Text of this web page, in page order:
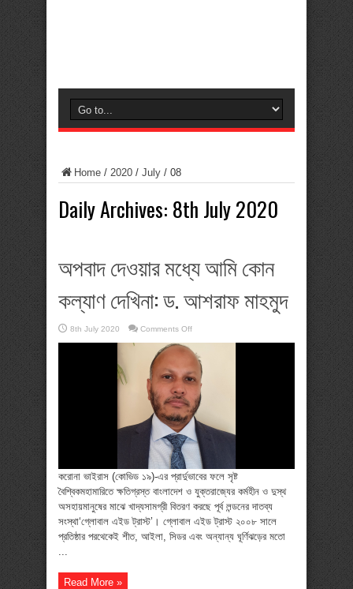
Home / 2020 / July / 08
Daily Archives: 8th July 2020
অপবাদ দেওয়ার মধ্যে আমি কোন
কল্যাণ দেখিনা: ড. আশরাফ মাহমুদ
8th July 2020 Comments Offon
মধ্যে
আমি
কোন
কল্যাণ
দেখিনা:
ড.
আশরাফ
মাহমুদ
করোনা ভাইরাস (কোভিড ১৯)-এর প্রার্দুভাবের ফলে সৃষ্ট
বৈশ্বিকমহামারিতে ক্ষতিগ্রস্ত বাংলাদেশ ও যুক্তরাজ্যের কর্মহীন ও দুস্থ
অসহায়মানুষের মাঝে খাদ্যসামগ্রী বিতরণ করছে পূর্ব লন্ডনের দাতব্য
সংস্থা‘গ্লোবাল এইড ট্রাস্ট’। গ্লোবাল এইড ট্রাস্ট ২০০৮ সালে
প্রতিষ্ঠার পরথেকেই শীত, আইলা, সিডর এবং অন্যান্য ঘূর্ণিঝড়ের মতো
...
Read More »